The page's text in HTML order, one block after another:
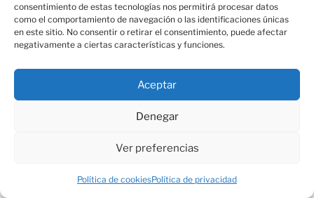
consentimiento de estas tecnologías nos permitirá procesar datos
como el comportamiento de navegación o las identificaciones únicas
en este sitio. No consentir o retirar el consentimiento, puede afectar
negativamente a ciertas características y funciones.
Aceptar
Denegar
Ver preferencias
Política de cookiesPolítica de privacidad
MATERIAL ESCOLAR DE ALUMNO
Para el trabajo escolar portábamos
una pizarra mineral con marco de
madera y atados a ella la pareja de
instrumentos necesarios para la